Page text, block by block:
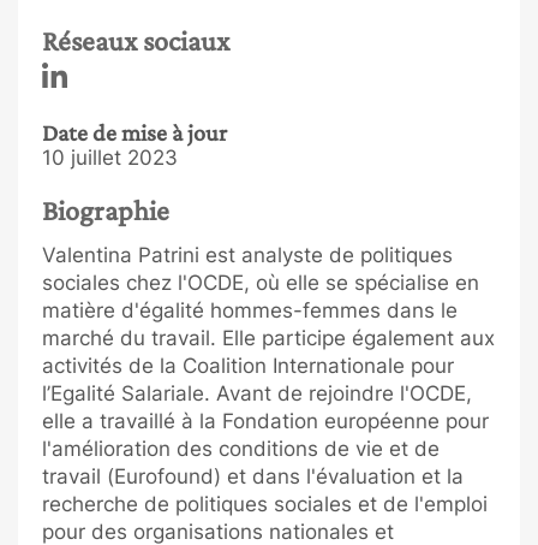
Réseaux sociaux
Date de mise à jour
10 juillet 2023
Biographie
Valentina Patrini est analyste de politiques
sociales chez l'OCDE, où elle se spécialise en
matière d'égalité hommes-femmes dans le
marché du travail. Elle participe également aux
activités de la Coalition Internationale pour
l’Egalité Salariale. Avant de rejoindre l'OCDE,
elle a travaillé à la Fondation européenne pour
l'amélioration des conditions de vie et de
travail (Eurofound) et dans l'évaluation et la
recherche de politiques sociales et de l'emploi
pour des organisations nationales et